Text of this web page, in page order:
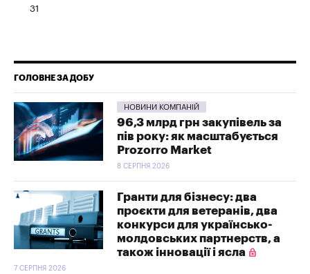
31
ГОЛОВНЕ ЗА ДОБУ
НОВИНИ КОМПАНІЙ
96,3 млрд грн закупівель за
пів року: як масштабується
Prozorro Market
8 СЕРПНЯ 2026
Гранти для бізнесу: два
проєкти для ветеранів, два
конкурси для українсько-
молдовських партнерств, а
також інновації і ясла
7 СЕРПНЯ 2026